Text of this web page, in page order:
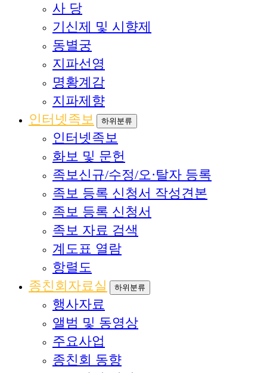
사 당
기신제 및 시향제
동별궁
지파선영
명황계감
지파제향
인터넷족보
하위분류
인터넷족보
화보 및 문헌
족보신규/수정/오·탈자 등록
족보 등록 신청서 작성견본
족보 등록 신청서
족보 자료 검색
계도표 열람
항렬도
종친회자료실
하위분류
행사자료
앨범 및 동영상
주요사업
종친회 동향